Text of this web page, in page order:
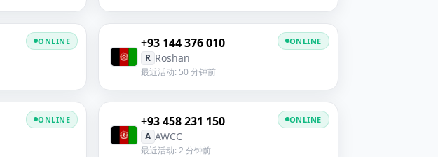
ONLINE +93 144 376 010
R Roshan
最近活动: 50 分钟前
ONLINE
ONLINE +93 458 231 150
A AWCC
最近活动: 2 分钟前
ONLINE